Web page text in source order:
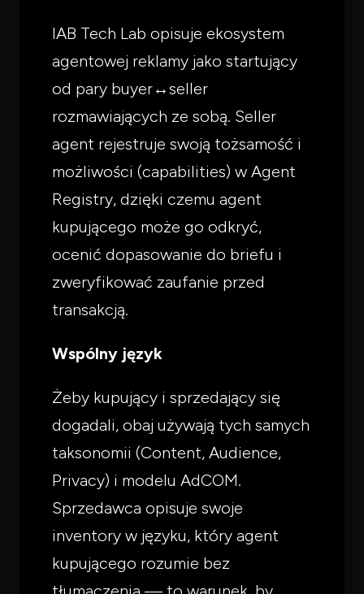
IAB Tech Lab opisuje ekosystem
agentowej reklamy jako startujący
od pary buyer↔seller
rozmawiających ze sobą. Seller
agent rejestruje swoją tożsamość i
możliwości (capabilities) w Agent
Registry, dzięki czemu agent
kupującego może go odkryć,
ocenić dopasowanie do briefu i
zweryfikować zaufanie przed
transakcją.
Wspólny język
Żeby kupujący i sprzedający się
dogadali, obaj używają tych samych
taksonomii (Content, Audience,
Privacy) i modelu AdCOM.
Sprzedawca opisuje swoje
inventory w języku, który agent
kupującego rozumie bez
Czegoszukasz?
przeczytać.